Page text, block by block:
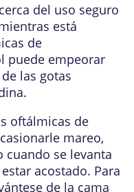
del uso seguro
está
de
puede empeorar
las gotas
oftálmicas de
mareo,
se levanta
acostado. Para
de la cama